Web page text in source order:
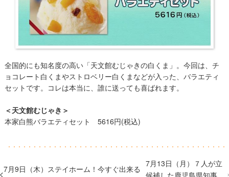
全国的にも知名度の高い「天文館むじゃきの白くま」。今回は、チ
ョコレート白くまやストロベリー白くまなどが入った、バラエティ
セットです。コレは本当に、誰に送っても喜ばれます。
＜天文館むじゃき＞
本家白熊バラエティセット 5616円(税込)
7月9日（木）ステイホーム！今すぐ出来る
7月13日（月）７人が立
候補した鹿児島県知事